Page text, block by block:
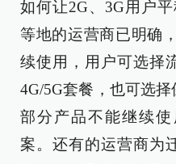
如何让2G、3G用户
等地的运营商已明确
续使用，用户可选择
4G/5G套餐，也可选
部分产品不能继续
案。还有的运营商为